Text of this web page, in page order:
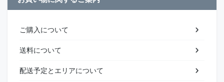
ご購入について
送料について
配送予定とエリアについて